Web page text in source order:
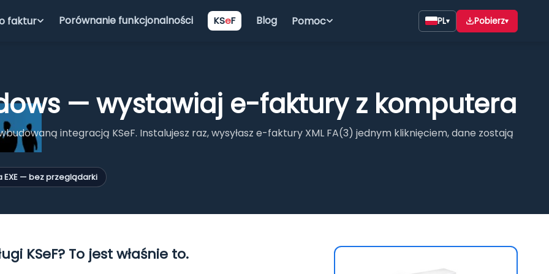
faktur
online
CRM, Magazyn
Prosty program do faktur na Windows —
z KSeF 2.0, licencja bez abonamentu.
Porównanie funkcjonalności KSeF Blog Pomoc PL▾ Pobierz▾
— wystawiaj e-faktury z komputera
integracją KSeF. Instalujesz raz, wysyłasz e-faktury XML FA(3) jednym kliknięciem, dane zostają
EXE — bez przeglądarki
KSeF? To jest właśnie to.